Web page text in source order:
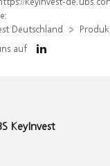
Deutschland
auf
KeyInvest